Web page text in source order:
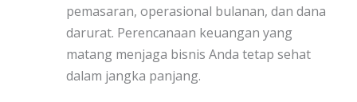
pemasaran, operasional bulanan, dan dana
darurat. Perencanaan keuangan yang
matang menjaga bisnis Anda tetap sehat
dalam jangka panjang.